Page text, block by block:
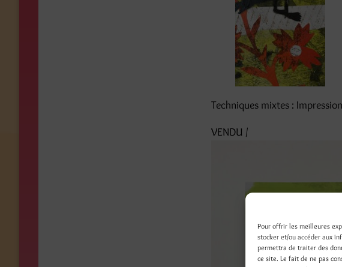
Pour offrir les meilleures
stocker et/ou accéder aux
permettra de traiter des
ce site. Le fait de ne pas
Techniques mixtes :
VENDU /